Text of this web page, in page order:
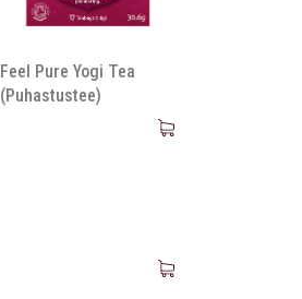
Feel Pure Yogi Tea
(Puhastustee)